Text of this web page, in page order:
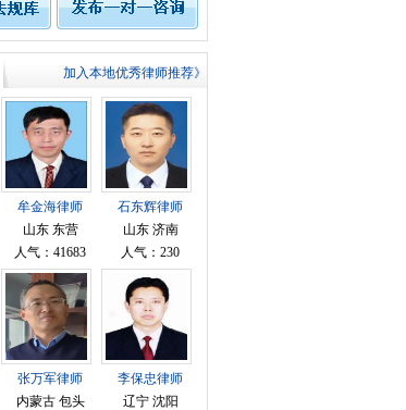
加入本地优秀律师推荐》
牟金海律师
山东 东营
人气：41683
石东辉律师
山东 济南
人气：230
张万军律师
内蒙古 包头
李保忠律师
辽宁 沈阳